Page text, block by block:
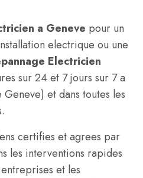
a Geneve pour un
electrique ou une
Electricien
sur 24 et 7 jours sur 7 a
et dans toutes les
certifies et agrees par
les interventions rapides
et les